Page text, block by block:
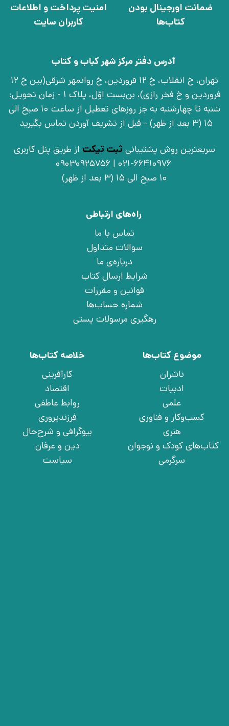
ضمانت اورجینال بودن
کتاب‌ها
امنیت پرداخت و اطلاعات
کاربران سایت
آدرس دفتر مرکز شهر کباب و کتاب
تهران، خ انقلاب، خ 12 فروردین، خ روانمهر شرقی(بین خ 12
فروردین و خ فخر رازی)، بن‌بست اوّل، پلاک 1 - زمان تحویل:
شنبه تا چهارشنبه به جز روزهای تعطیل از ساعت 10 صبح الی
15 (3 بعد از ظهر) - قبل از تشریف آوردن تماس بگیرید
سریعترین روش پشتیبانی ثبت تیکت از طریق پنل کاربری
021-66410976 | 09030925756
10 صبح الی 15 (3 بعد از ظهر)
راه‌های ارتباطی
تماس با ما
سوالات متداول
درباره‌ی ما
شرایط ارسال کتاب
قوانین و مقررات
شماره حساب‌ها
رهگیری مرسولات پستی
موضوع کتاب‌ها
ناشران
ادبیات
علمی
کسب‌وکار و فناوری
هنری
کتاب‌های کودک و نوجوان
سرگرمی
خلاصه کتاب‌ها
کارآفرینی
اقتصاد
روابط عاطفی
فرزندپروری
بیوگرافی و شرح‌حال
دین و عرفان
سیاست